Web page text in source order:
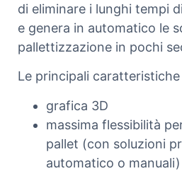
di eliminare i lunghi tempi
e genera in automatico le
pallettizzazione in pochi
Le principali
grafica 3D
massima flessibilità
pallet (con soluzioni
automatico o manuali)